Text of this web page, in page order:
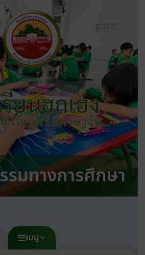
รียนฮกเฮง
ดี เรียนฟรี มีภาษาจีน
รมทางการศึกษา
เมนู